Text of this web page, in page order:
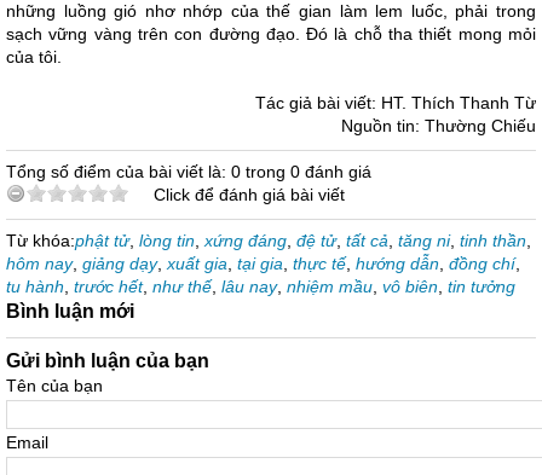
những luồng gió nhơ nhớp của thế gian làm lem luốc, phải trong
sạch vững vàng trên con đường đạo. Đó là chỗ tha thiết mong mỏi
của tôi.
Tác giả bài viết: HT. Thích Thanh Từ
Nguồn tin: Thường Chiếu
Tổng số điểm của bài viết là: 0 trong 0 đánh giá
Click để đánh giá bài viết
Từ khóa:phật tử, lòng tin xứng đáng đệ tử, tất cả tăng ni, tinh thần
hôm nay, giảng dạy, xuất gia tại gia thực tế, hướng dẫn đồng chí,
tu hành trước hết, như thế, lâu nay, nhiệm mầu vô biên tin tưởng
Bình luận mới
Gửi bình luận của bạn
Tên của bạn
Email